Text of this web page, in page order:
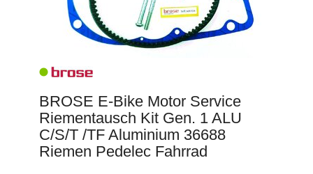
BROSE E-Bike Motor Service
Riementausch Kit Gen. 1 ALU
C/S/T /TF Aluminium 36688
Riemen Pedelec Fahrrad